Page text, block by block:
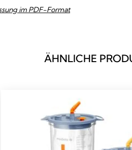
im PDF-Format
ÄHNLICHE